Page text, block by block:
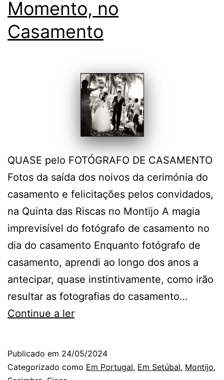
Momento, no
Casamento
QUASE pelo FOTÓGRAFO DE CASAMENTO
Fotos da saída dos noivos da cerimónia do
casamento e felicitações pelos convidados,
na Quinta das Riscas no Montijo A magia
imprevisível do fotógrafo de casamento no
dia do casamento Enquanto fotógrafo de
casamento, aprendi ao longo dos anos a
antecipar, quase instintivamente, como irão
resultar as fotografias do casamento…
Continue a lerNa
Riscas:
Publicado em 24/05/2024
Categorizado como Em Portugal, Em Setúbal, Montijo,